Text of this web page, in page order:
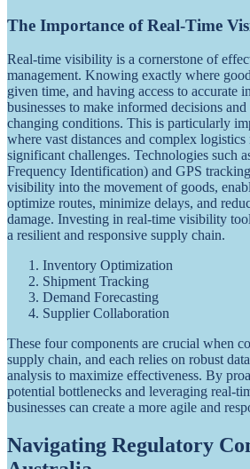
The Importance of Real-Time
Real-time visibility is a cornerstone of
management. Knowing exactly where
given time, and having access to accurate
businesses to make informed decisions
changing conditions. This is particularly
where vast distances and complex
significant challenges. Technologies such
Frequency Identification) and GPS
visibility into the movement of goods,
optimize routes, minimize delays, and
damage. Investing in real-time visibility
a resilient and responsive supply chain.
Inventory Optimization
Shipment Tracking
Demand Forecasting
Supplier Collaboration
These four components are crucial when
supply chain, and each relies on robust
analysis to maximize effectiveness. By
potential bottlenecks and leveraging real-
businesses can create a more agile and
Navigating Regulatory